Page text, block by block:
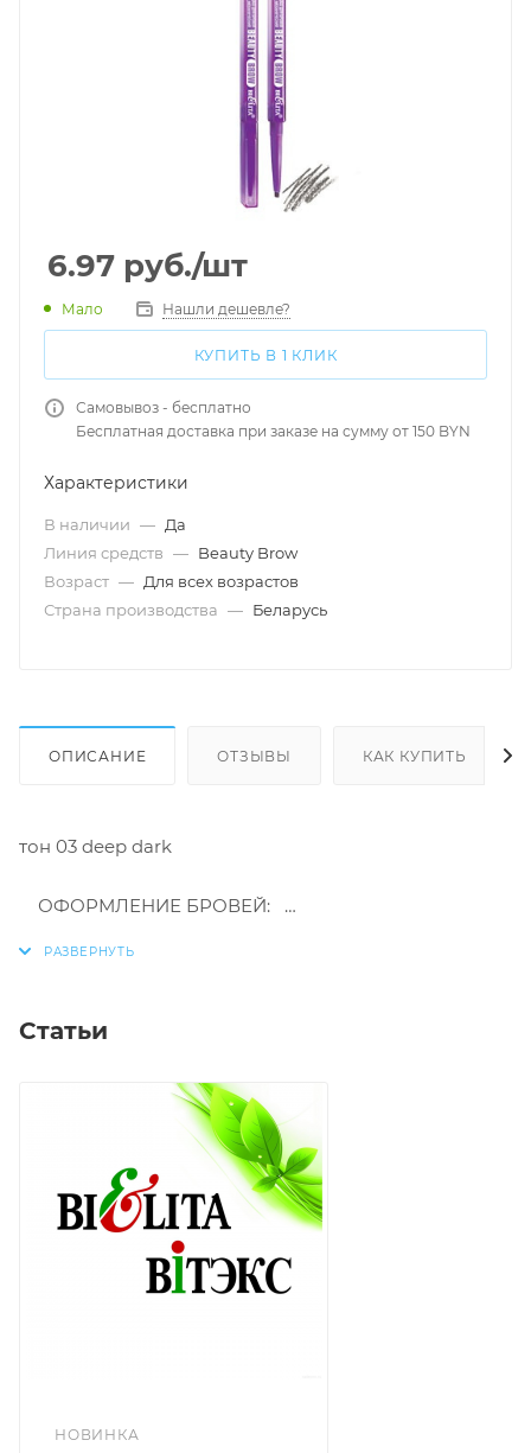
6.97 руб./шт
Мало Нашли дешевле?
КУПИТЬ В 1 КЛИК
Самовывоз - бесплатно
Бесплатная доставка при заказе на сумму от 150 BYN
Характеристики
В наличии — Да
Линия средств — Beauty Brow
Возраст — Для всех возрастов
Страна производства — Беларусь
ОПИСАНИЕ ОТЗЫВЫ КАК КУПИТЬ
тон 03 deep dark
ОФОРМЛЕНИЕ БРОВЕЙ:
корректирует форму бровей
стержень карандаша треугольной формы
не требует затачивания
образует на коже естественный стойкий цвет
щетка укладывает самые непослушные волоски
Статьи
НОВИНКА